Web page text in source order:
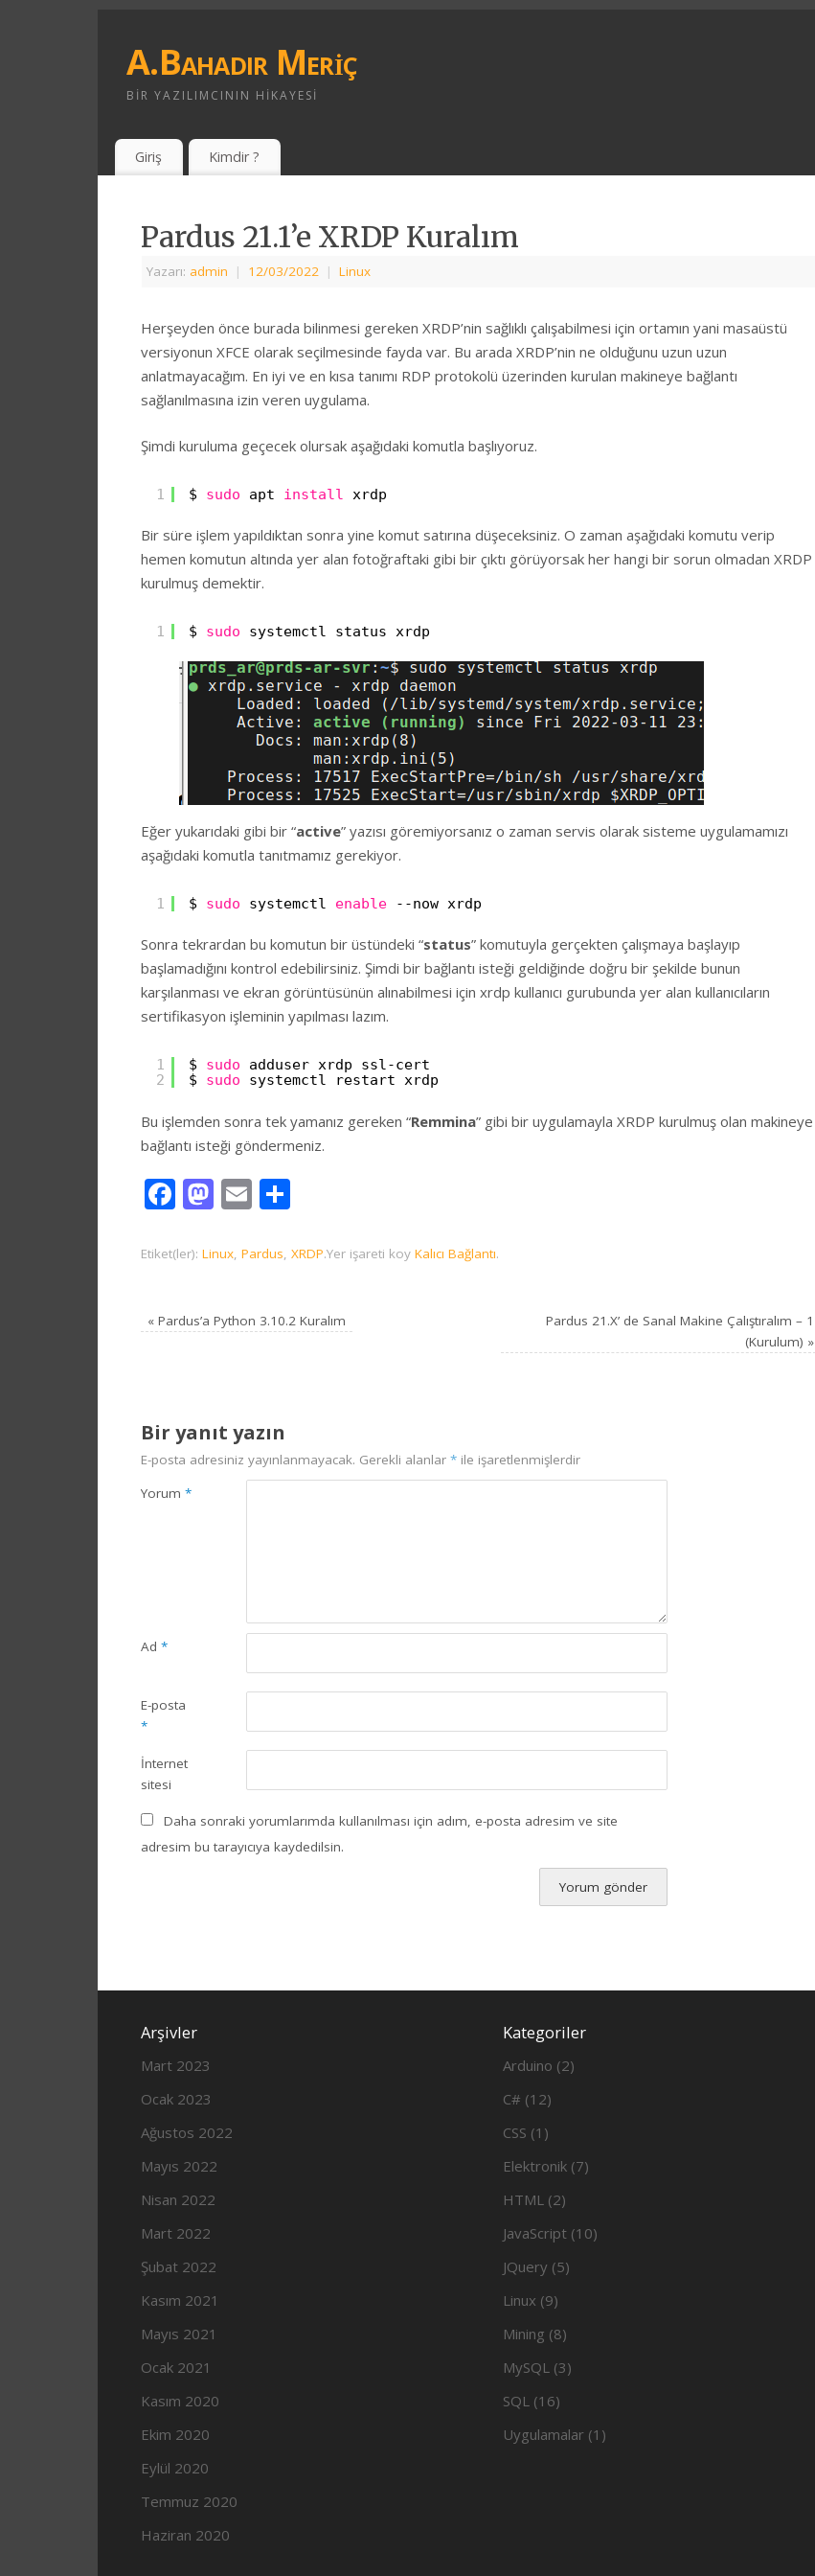
A.Bahadır Meriç
BIR YAZILIMCININ HIKAYESI
Giriş Kimdir ?
Pardus 21.1’e XRDP Kuralım
Yazarı: admin | 12/03/2022 | Linux
Herşeyden önce burada bilinmesi gereken XRDP’nin sağlıklı çalışabilmesi için ortamın yani masaüstü
versiyonun XFCE olarak seçilmesinde fayda var. Bu arada XRDP’nin ne olduğunu uzun uzun
anlatmayacağım. En iyi ve en kısa tanımı RDP protokolü üzerinden kurulan makineye bağlantı
sağlanılmasına izin veren uygulama.
Şimdi kuruluma geçecek olursak aşağıdaki komutla başlıyoruz.
1 $ sudo apt install xrdp
Bir süre işlem yapıldıktan sonra yine komut satırına düşeceksiniz. O zaman aşağıdaki komutu verip
hemen komutun altında yer alan fotoğraftaki gibi bir çıktı görüyorsak her hangi bir sorun olmadan XRDP
kurulmuş demektir.
1 $ sudo systemctl status xrdp
Eğer yukarıdaki gibi bir “active” yazısı göremiyorsanız o zaman servis olarak sisteme uygulamamızı
aşağıdaki komutla tanıtmamız gerekiyor.
1 $ sudo systemctl enable --now xrdp
Sonra tekrardan bu komutun bir üstündeki “status” komutuyla gerçekten çalışmaya başlayıp
başlamadığını kontrol edebilirsiniz. Şimdi bir bağlantı isteği geldiğinde doğru bir şekilde bunun
karşılanması ve ekran görüntüsünün alınabilmesi için xrdp kullanıcı gurubunda yer alan kullanıcıların
sertifikasyon işleminin yapılması lazım.
1
2
$ sudo
adduser xrdp ssl-cert
$ sudo systemctl restart xrdp
Bu işlemden sonra tek yamanız gereken “Remmina” gibi bir uygulamayla XRDP kurulmuş olan makineye
bağlantı isteği göndermeniz.
Facebook
Mastodon
Email
Etiket(ler): Linux, Pardus, XRDP.Yer işareti koy Kalıcı Bağlantı.
« Pardus’a Python 3.10.2 Kuralım
Pardus 21.X’ de Sanal Makine Çalıştıralım – 1
(Kurulum) »
Bir yanıt yazın
E-posta adresiniz yayınlanmayacak. Gerekli alanlar * ile işaretlenmişlerdir
Yorum *
Ad *
E-posta
*
İnternet
sitesi
Daha sonraki yorumlarımda kullanılması için adım, e-posta adresim ve site
adresim bu tarayıcıya kaydedilsin.
Arşivler
Mart 2023
Ocak 2023
Ağustos 2022
Mayıs 2022
Nisan 2022
Mart 2022
Şubat 2022
Kasım 2021
Mayıs 2021
Ocak 2021
Kasım 2020
Ekim 2020
Eylül 2020
Temmuz 2020
Haziran 2020
Kategoriler
Arduino (2)
C# (12)
CSS (1)
Elektronik (7)
HTML (2)
JavaScript (10)
JQuery (5)
Linux (9)
Mining (8)
MySQL (3)
SQL (16)
Uygulamalar (1)